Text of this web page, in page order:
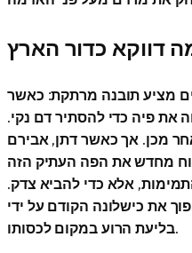
מציע תובנה מרתקת: כאשר
את פיה כדי להסתיר דם נקי.
מכן. אך כאשר דתן, אבירם
מחדש את הפה העתיק הזה
אלא כדי להביא צדק.
את כישלונה הקודם על ידי
בליעת הרוע במקום לכסותו.